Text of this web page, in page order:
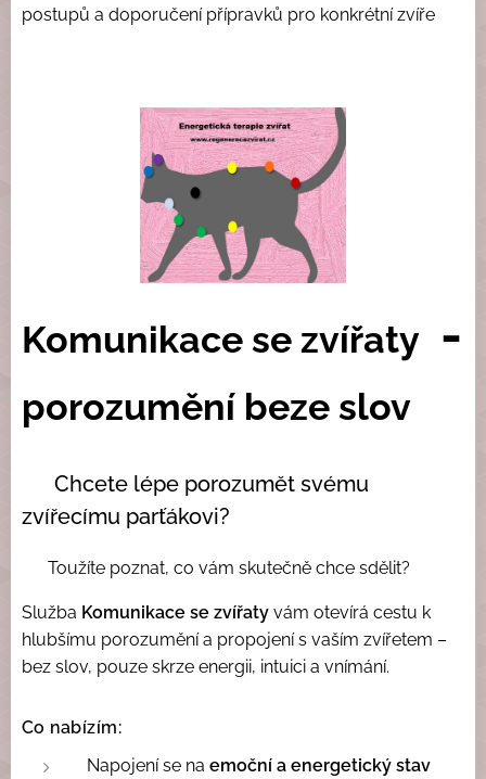
postupů a doporučení přípravků pro konkrétní zvíře
Komunikace se zvířaty -
porozumění beze slov
✨ Chcete lépe porozumět svému
zvířecímu parťákovi?
✨ Toužíte poznat, co vám skutečně chce sdělit?
Služba Komunikace se zvířaty vám otevírá cestu k
hlubšímu porozumění a propojení s vaším zvířetem –
bez slov, pouze skrze energii, intuici a vnímání.
Co nabízím:
Napojení se na emoční a energetický stav